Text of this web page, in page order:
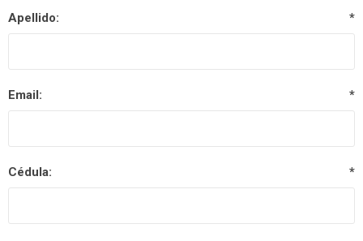
Apellido: *
Email: *
Cédula: *